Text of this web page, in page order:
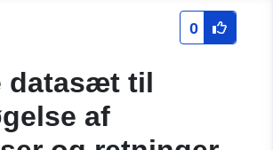
0
datasæt til
af